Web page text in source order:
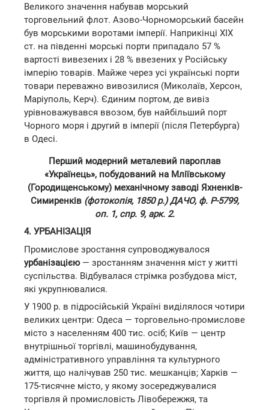
Великого значення набував морський
торговельний флот. Азово-Чорноморський басейн
був морськими воротами імперії. Наприкінці XIX
ст. на південні морські порти припадало 57 %
вартості вивезених і 28 % ввезених у Російську
імперію товарів. Майже через усі українські порти
товари переважно вивозилися (Миколаїв, Херсон,
Маріуполь, Керч). Єдиним портом, де вивіз
урівноважувався ввозом, був найбільший порт
Чорного моря і другий в імперії (після Петербурга)
в Одесі.
Перший модерний металевий пароплав
«Українець», побудований на Мліївському
(Городищенському) механічному заводі Яхненків-
Симиренків (фотокопія, 1850 р.) ДАЧО, ф. Р-5799,
оп. 1, спр. 9, арк. 2.
4. УРБАНІЗАЦІЯ
Промислове зростання супроводжувалося
урбанізацією— зростанням значення міст у житті
суспільства. Відбувалася стрімка розбудова міст,
які укрупнювалися.
У 1900 р. в підросійській Україні виділялося чотири
великих центри: Одеса — торговельно-промислове
місто з населенням 400 тис. осіб; Київ — центр
внутрішньої торгівлі, машинобудування,
адміністративного управління та культурного
життя, що налічував 250 тис. мешканців; Харків —
175-тисячне місто, у якому зосереджувалися
торгівля й промисловість Лівобережжя, та